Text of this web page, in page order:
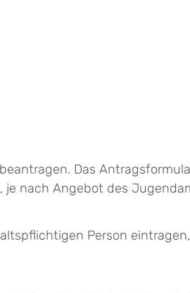
Das
je nach Angebot des
Person